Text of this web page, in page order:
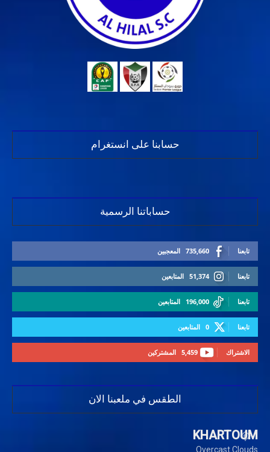
حسابنا على انستغرام
حساباتنا الرسمية
735,660 المعجبين تابعنا
51,374 المتابعين تابعنا
196,000 المتابعين تابعنا
0 المتابعين تابعنا
5,459 المشتركين الاشتراك
الطقس في ملعبنا الان
KHARTOUM
Overcast Clouds